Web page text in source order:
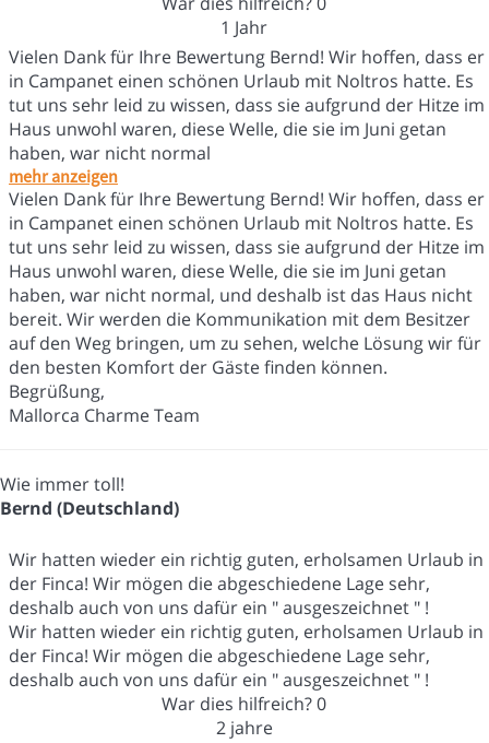
1 Jahr
Vielen Dank für Ihre Bewertung Bernd! Wir hoffen, dass er
in Campanet einen schönen Urlaub mit Noltros hatte. Es
tut uns sehr leid zu wissen, dass sie aufgrund der Hitze im
Haus unwohl waren, diese Welle, die sie im Juni getan
haben, war nicht normal
mehr anzeigen
Vielen Dank für Ihre Bewertung Bernd! Wir hoffen, dass er
in Campanet einen schönen Urlaub mit Noltros hatte. Es
tut uns sehr leid zu wissen, dass sie aufgrund der Hitze im
Haus unwohl waren, diese Welle, die sie im Juni getan
haben, war nicht normal, und deshalb ist das Haus nicht
bereit. Wir werden die Kommunikation mit dem Besitzer
auf den Weg bringen, um zu sehen, welche Lösung wir für
den besten Komfort der Gäste finden können.
Begrüßung,
Mallorca Charme Team
Wie immer toll!
Bernd (Deutschland)
Wir hatten wieder ein richtig guten, erholsamen Urlaub in
der Finca! Wir mögen die abgeschiedene Lage sehr,
deshalb auch von uns dafür ein " ausgeszeichnet " !
Wir hatten wieder ein richtig guten, erholsamen Urlaub in
der Finca! Wir mögen die abgeschiedene Lage sehr,
deshalb auch von uns dafür ein " ausgeszeichnet " !
War dies hilfreich?0
2 jahre